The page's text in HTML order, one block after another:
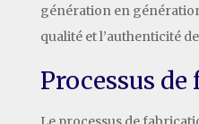
génération en
qualité et l’authenticité
Processus